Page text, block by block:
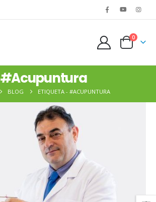
0
#Acupuntura
BLOG ETIQUETA - #ACUPUNTURA